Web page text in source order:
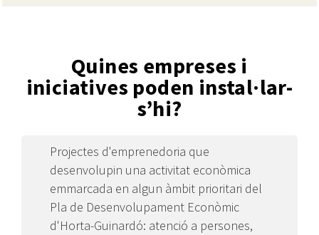
Quines empreses i
iniciatives poden instal·lar-
s’hi?
Projectes d'emprenedoria que
desenvolupin una activitat econòmica
emmarcada en algun àmbit prioritari del
Pla de Desenvolupament Econòmic
d'Horta-Guinardó: atenció a persones,